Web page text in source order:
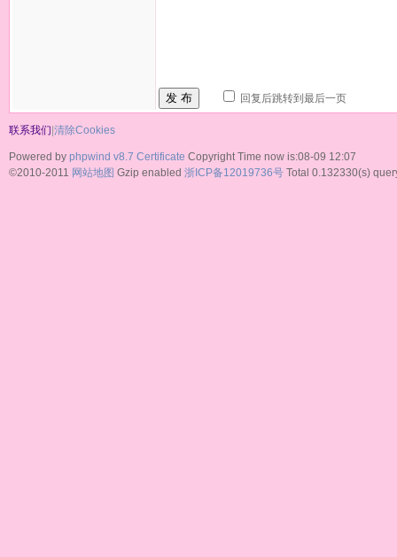
发 布 回复后跳转到最后一页
联系我们|清除Cookies
Powered by phpwind v8.7 Certificate Copyright Time now is:08-09 12:07
©2010-2011 网站地图 Gzip enabled 浙ICP备12019736号 Total 0.132330(s)